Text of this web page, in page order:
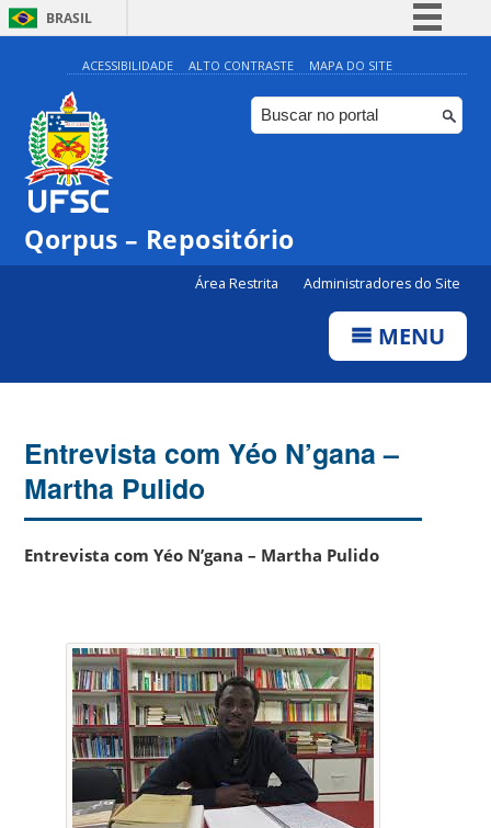
BRASIL
Simplifique!
Comunica BR
Participe
ACESSIBILIDADE ALTO CONTRASTE MAPA DO SITE
Qorpus – Repositório
Área Restrita Administradores do Site
MENU
Entrevista com Yéo N’gana –
Martha Pulido
Entrevista com Yéo N’gana – Martha Pulido